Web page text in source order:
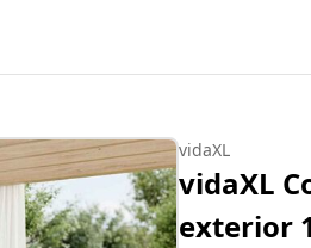
vidaXL
vidaXL
exterior